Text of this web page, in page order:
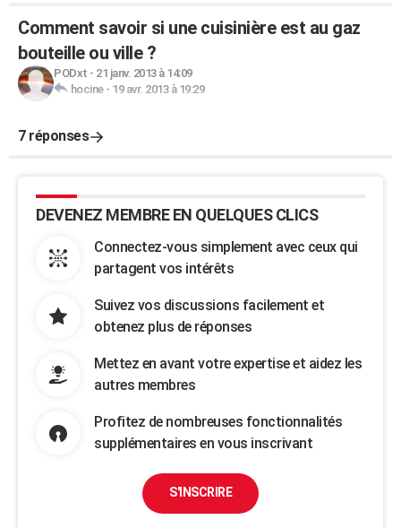
Comment savoir si une cuisinière est au gaz
bouteille ou ville ?
PODxt - 21 janv. 2013 à 14:09
hocine- 19 avr. 2013 à 19:29
7 réponses
DEVENEZ MEMBRE EN QUELQUES CLICS
Connectez-vous simplement avec ceux qui
partagent vos intérêts
Suivez vos discussions facilement et
obtenez plus de réponses
Mettez en avant votre expertise et aidez les
autres membres
Profitez de nombreuses fonctionnalités
supplémentaires en vous inscrivant
S'INSCRIRE